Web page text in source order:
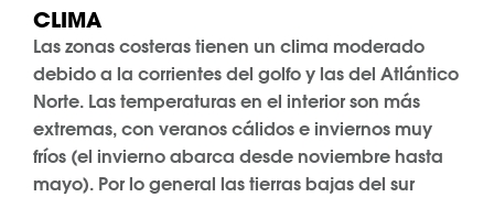
CLIMA
Las zonas costeras tienen un clima moderado
debido a la corrientes del golfo y las del Atlántico
Norte. Las temperaturas en el interior son más
extremas, con veranos cálidos e inviernos muy
fríos (el invierno abarca desde noviembre hasta
mayo). Por lo general las tierras bajas del sur